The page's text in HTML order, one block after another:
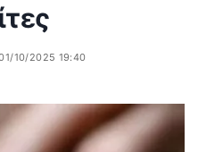
10/2025 19:40